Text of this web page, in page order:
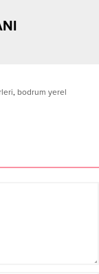
, bodrum yerel